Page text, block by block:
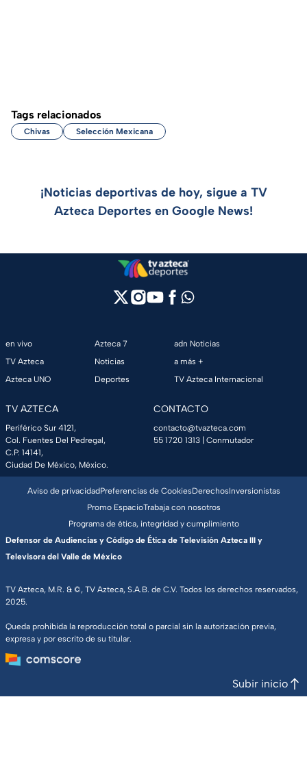
Tags relacionados
Chivas Selección Mexicana
¡Noticias deportivas de hoy, sigue a TV
Azteca Deportes en Google News!
en vivo
TV Azteca
Azteca UNO
Azteca 7
Noticias
Deportes
adn Noticias
a más +
TV Azteca Internacional
TV AZTECA
Periférico Sur 4121,
Col. Fuentes Del Pedregal,
C.P. 14141,
Ciudad De México, México.
CONTACTO
contacto@tvazteca.com
55 1720 1313 | Conmutador
TV Azteca, M.R. & ©, TV Azteca, S.A.B. de C.V. Todos los derechos reservados,
2025.
Queda prohibida la reproducción total o parcial sin la autorización previa,
expresa y por escrito de su titular.
Aviso de privacidadPreferencias de CookiesDerechosInversionistas
Promo EspacioTrabaja con nosotros
Programa de ética, integridad y cumplimiento
Defensor de Audiencias y Código de Ética de Televisión Azteca III y
Televisora del Valle de México
Subir inicio